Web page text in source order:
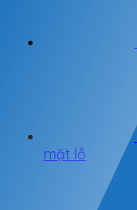
mặt lỗ